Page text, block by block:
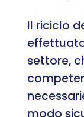
Il riciclo
settore,
modo